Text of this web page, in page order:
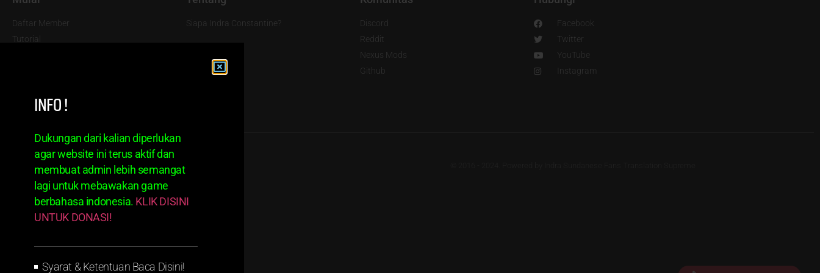
Daftar Member
Tutorial
Siapa Indra Constantine?
Discord
Reddit
Nexus Mods
Github
Facebook
Twitter
YouTube
Instagram
INFO !
Dukungan dari kalian diperlukan
agar website ini terus aktif dan
membuat admin lebih semangat
lagi untuk mebawakan game
berbahasa indonesia. KLIK DISINI
UNTUK DONASI!
Syarat & Ketentuan Baca Disini!